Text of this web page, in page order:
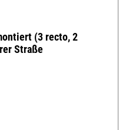
(3 recto, 2
Straße